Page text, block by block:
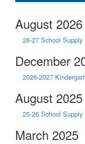
August 2026
26-27 School
December
2026-2027
August 2025
25-26 School
March 2025